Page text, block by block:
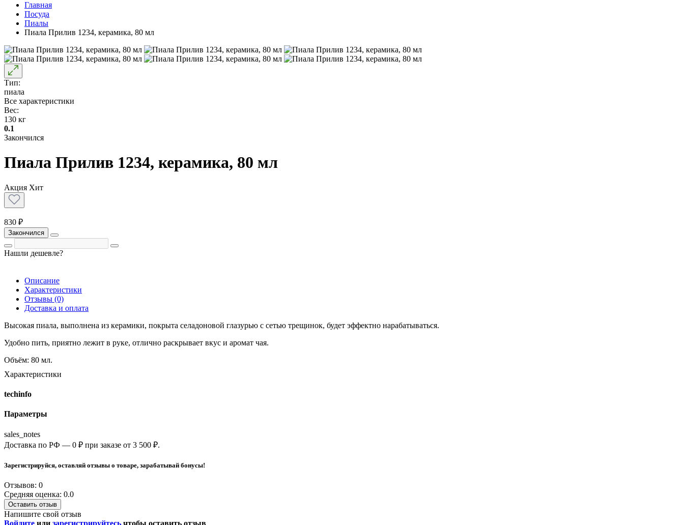
Главная
Посуда
Пиалы
Пиала Прилив 1234, керамика, 80 мл
Тип:
пиала
Все характеристики
Вес:
130 кг
0.1
Закончился
Пиала Прилив 1234, керамика, 80 мл
Акция Хит
830 ₽
Закончился
Нашли дешевле?
Описание
Характеристики
Отзывы (0)
Доставка и оплата
Высокая пиала, выполнена из керамики, покрыта селадоновой глазурью с сетью трещинок, будет эффектно нарабатываться.
Удобно пить, приятно лежит в руке, отлично раскрывает вкус и аромат чая.
Объём: 80 мл.
Характеристики
techinfo
Параметры
sales_notes
Доставка по РФ — 0 ₽ при заказе от 3 500 ₽.
Зарегистрируйся, оставляй отзывы о товаре, зарабатывай бонусы!
Отзывов: 0
Средняя оценка: 0.0
Оставить отзыв
Напишите свой отзыв
Войдите или зарегистрируйтесь чтобы оставить отзыв